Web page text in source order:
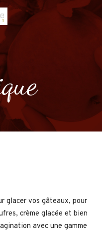
glacer vos gâteaux, pour
crème glacée et bien
avec une gamme